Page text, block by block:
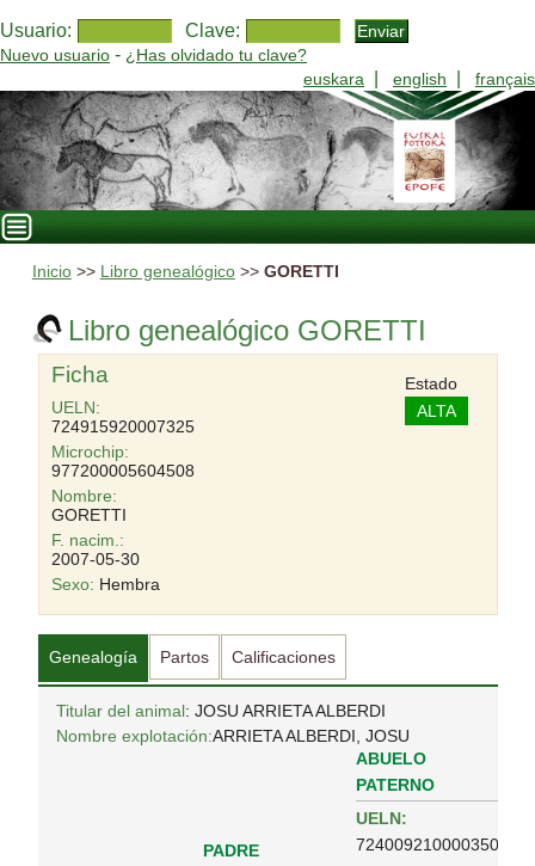
Usuario: Clave:
Nuevo usuario - ¿Has olvidado tu clave?
euskara
english français
Inicio>> Libro genealógico>> GORETTI
Libro genealógico GORETTI
Ficha
UELN:
724915920007325
Microchip:
977200005604508
Nombre:
GORETTI
F. nacim.:
2007-05-30
Sexo: Hembra
Estado
ALTA
Genealogía Partos Calificaciones
Titular del animal: JOSU ARRIETA ALBERDI
Nombre explotación:ARRIETA ALBERDI, JOSU
PADRE
ABUELO
PATERNO
UELN:
724009210000350